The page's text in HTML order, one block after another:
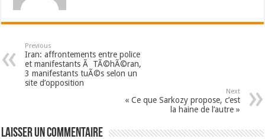
Previous
Iran: affrontements entre police
et manifestants Ã TÃ©hÃ©ran,
3 manifestants tuÃ©s selon un
site d’opposition
Next
« Ce que Sarkozy propose, c’est
la haine de l’autre »
Laisser un commentaire